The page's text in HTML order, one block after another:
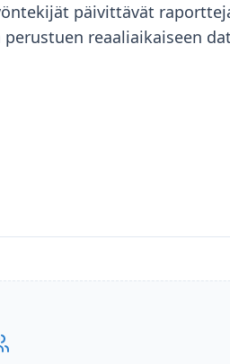
päivittävät
reaaliaikaiseen